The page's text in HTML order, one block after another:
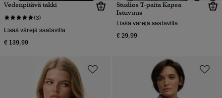
Vedenpitävä takki
(3)
Lisää värejä saatavilla
€ 139,99
Studios T-paita Kapea
Istuvuus
Lisää värejä saatavilla
€ 29,99